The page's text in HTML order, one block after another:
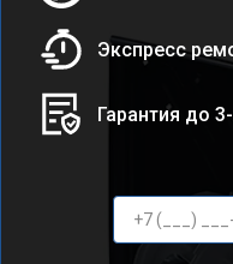
Экспресс
Гарантия до